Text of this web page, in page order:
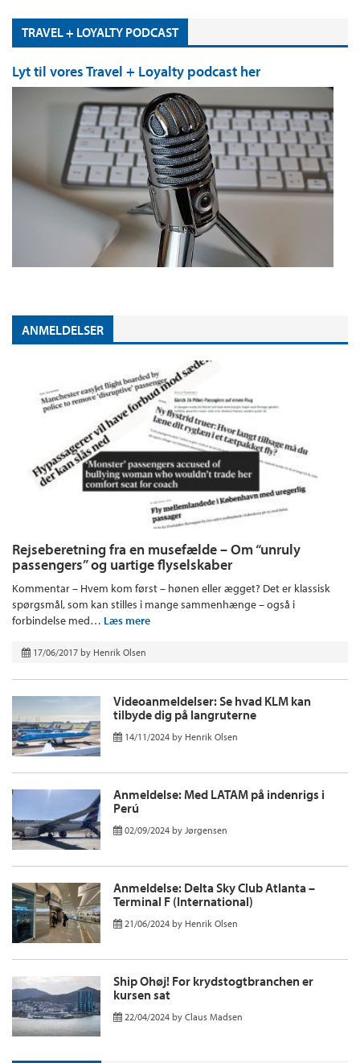
TRAVEL + LOYALTY PODCAST
Lyt til vores Travel + Loyalty podcast her
ANMELDELSER
Rejseberetning fra en musefælde – Om “unruly
passengers” og uartige flyselskaber
Kommentar – Hvem kom først – hønen eller ægget? Det er klassisk
spørgsmål, som kan stilles i mange sammenhænge – også i
forbindelse med… Læs mere
17/06/2017 by Henrik Olsen
Videoanmeldelser: Se hvad KLM kan
tilbyde dig på langruterne
14/11/2024 by Henrik Olsen
Anmeldelse: Med LATAM på indenrigs i
Perú
02/09/2024 by Jørgensen
Anmeldelse: Delta Sky Club Atlanta –
Terminal F (International)
21/06/2024 by Henrik Olsen
Ship Ohøj! For krydstogtbranchen er
kursen sat
22/04/2024 by Claus Madsen